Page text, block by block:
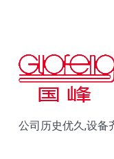
公司历史优久,设备